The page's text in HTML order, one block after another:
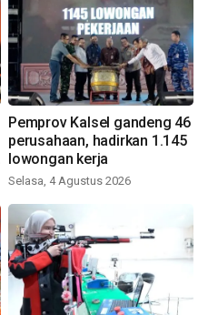
Pemprov Kalsel gandeng 46
perusahaan, hadirkan 1.145
lowongan kerja
Selasa, 4 Agustus 2026